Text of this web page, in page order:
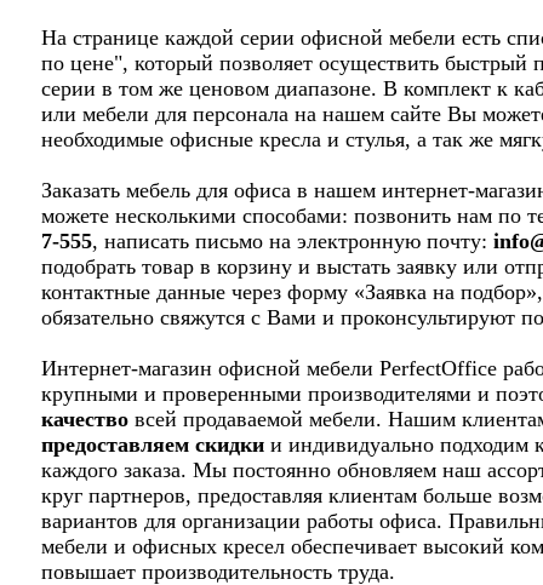
На странице каждой серии офисной мебели есть
по цене", который позволяет осуществить быстрый
серии в том же ценовом диапазоне. В комплект к
или мебели для персонала на нашем сайте Вы
необходимые офисные кресла и стулья, а так же
Заказать мебель для офиса в нашем интернет-
можете несколькими способами: позвонить нам по
7-555, написать письмо на электронную почту:
подобрать товар в корзину и выстать заявку или
контактные данные через форму «Заявка на
обязательно свяжутся с Вами и проконсультируют
Интернет-магазин офисной мебели PerfectOffice
крупными и проверенными производителями и
качество всей продаваемой мебели. Нашим
предоставляем скидки и индивидуально подходим
каждого заказа. Мы постоянно обновляем наш
круг партнеров, предоставляя клиентам больше
вариантов для организации работы офиса.
мебели и офисных кресел обеспечивает высокий
повышает производительность труда.